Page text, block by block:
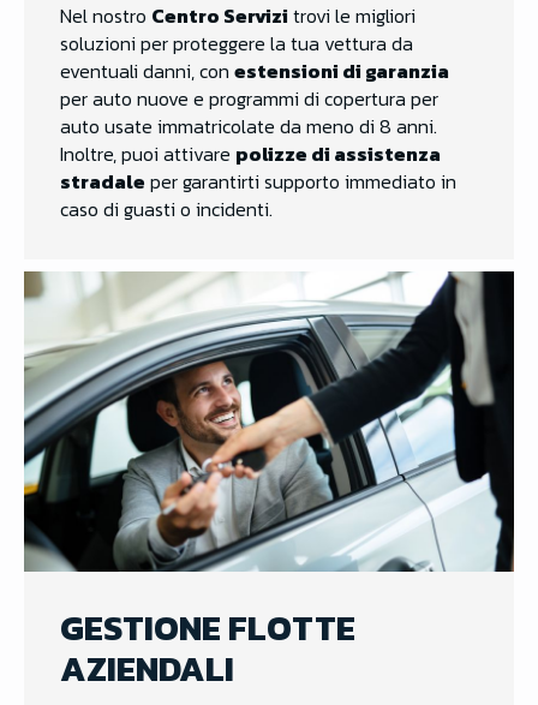
Nel nostro Centro Servizi trovi le migliori
soluzioni per proteggere la tua vettura da
eventuali danni, con estensioni di garanzia
per auto nuove e programmi di copertura per
auto usate immatricolate da meno di 8 anni.
Inoltre, puoi attivare polizze di assistenza
stradale per garantirti supporto immediato in
caso di guasti o incidenti.
GESTIONE FLOTTE
AZIENDALI